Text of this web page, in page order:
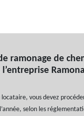
ramonage de
vous devez
selon les